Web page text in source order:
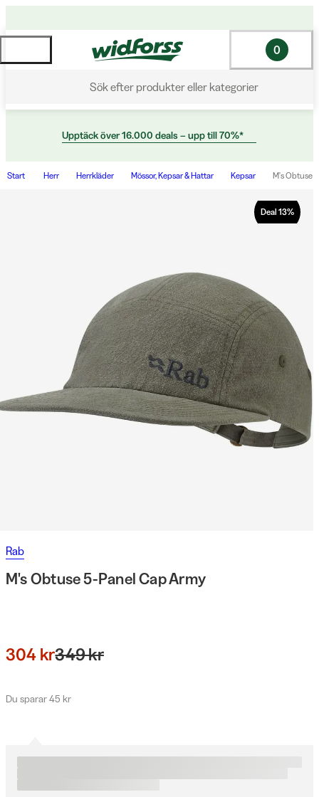
Sök efter produkter eller kategorier
0
Upptäck över 16.000 deals – upp till 70%*
Start Herr Herrkläder Mössor, Kepsar & Hattar Kepsar M's Obtuse
Deal 13%
Rab
M's Obtuse 5-Panel Cap Army
304 kr349 kr
Du sparar 45 kr